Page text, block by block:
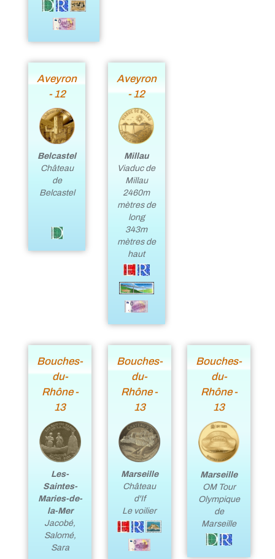
Aveyron
- 12
Belcastel
Château
de
Belcastel
Aveyron
- 12
Millau
Viaduc de
Millau
2460m
mètres de
long
343m
mètres de
haut
Bouches-
du-
Rhône -
13
Les-
Saintes-
Maries-de-
la-Mer
Jacobé,
Salomé,
Sara
Bouches-
du-
Rhône -
13
Marseille
Château
d'If
Le voilier
Bouches-
du-
Rhône -
13
Marseille
OM Tour
Olympique
de
Marseille